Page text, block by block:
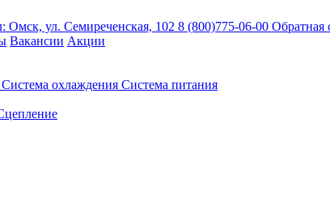
ул. Семиреченская, 102 8 (800)775-06-00 Обратная
Вакансии Акции
Система охлаждения Система питания